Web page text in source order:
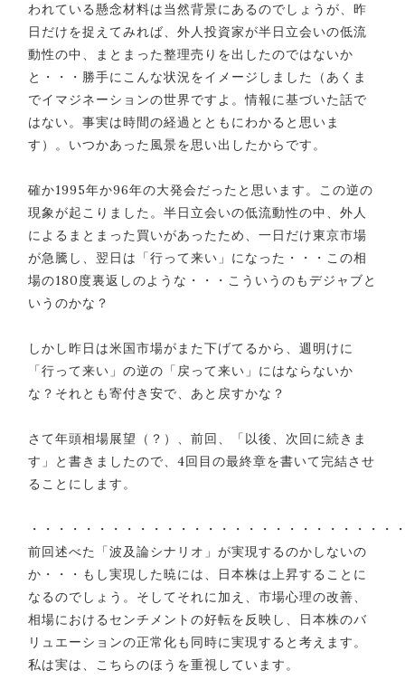
われている懸念材料は当然背景にあるのでしょうが、昨
日だけを捉えてみれば、外人投資家が半日立会いの低流
動性の中、まとまった整理売りを出したのではないか
と・・・勝手にこんな状況をイメージしました（あくま
でイマジネーションの世界ですよ。情報に基づいた話で
はない。事実は時間の経過とともにわかると思いま
す）。いつかあった風景を思い出したからです。
確か1995年か96年の大発会だったと思います。この逆の
現象が起こりました。半日立会いの低流動性の中、外人
によるまとまった買いがあったため、一日だけ東京市場
が急騰し、翌日は「行って来い」になった・・・この相
場の180度裏返しのような・・・こういうのもデジャブと
いうのかな？
しかし昨日は米国市場がまた下げてるから、週明けに
「行って来い」の逆の「戻って来い」にはならないか
な？それとも寄付き安で、あと戻すかな？
さて年頭相場展望（？）、前回、「以後、次回に続きま
す」と書きましたので、4回目の最終章を書いて完結させ
ることにします。
・・・・・・・・・・・・・・・・・・・・・・・・・・
前回述べた「波及論シナリオ」が実現するのかしないの
か・・・もし実現した暁には、日本株は上昇することに
なるのでしょう。そしてそれに加え、市場心理の改善、
相場におけるセンチメントの好転を反映し、日本株のバ
リュエーションの正常化も同時に実現すると考えます。
私は実は、こちらのほうを重視しています。